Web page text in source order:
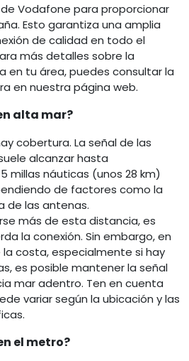
Vodafone para proporcionar
Esto garantiza una amplia
de calidad en todo el
más detalles sobre la
en tu área, puedes consultar la
en nuestra página web.
alta mar?
cobertura. La señal de las
alcanzar hasta
millas náuticas (unos 28 km)
de factores como la
de las antenas.
más de esta distancia, es
la conexión. Sin embargo, en
costa, especialmente si hay
es posible mantener la señal
mar adentro. Ten en cuenta
variar según la ubicación y las
el metro?